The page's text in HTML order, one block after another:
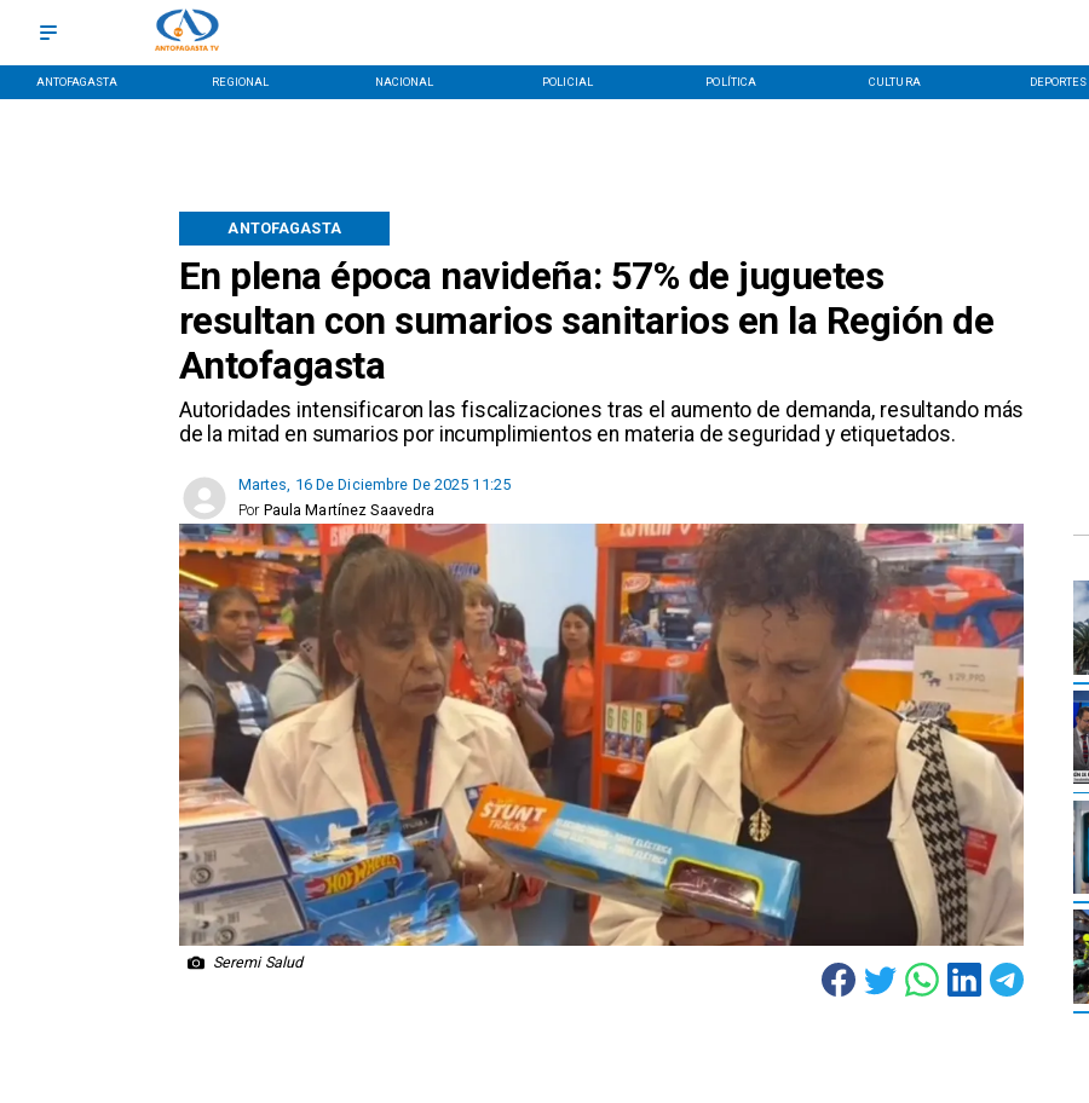
ANTOFAGASTA REGIONAL NACIONAL POLICIAL POLÍTICA CULTURA DEPORTES
En plena época navideña: 57% de juguetes
resultan con sumarios sanitarios en la Región de
Antofagasta
Autoridades intensificaron las fiscalizaciones tras el aumento de demanda, resultando más
de la mitad en sumarios por incumplimientos en materia de seguridad y etiquetados.
ANTOFAGASTA
Martes, 16 De Diciembre De 2025 11:25
Paula Martínez Saavedra
Por
Seremi Salud